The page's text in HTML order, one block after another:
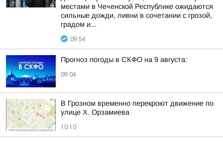
местами в Чеченской Республике ожидаются
сильные дожди, ливни в сочетании с грозой,
градом и...
09:54
Прогноз погоды в СКФО на 9 августа:
09:04
В Грозном временно перекроют движение по
улице Х. Орзамиева
10:10